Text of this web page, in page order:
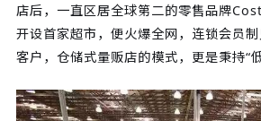
店后，一直区居全球第二的零售品牌
开设首家超市，便火爆全网，连锁会员
客户，仓储式量贩店的模式，更是秉持“